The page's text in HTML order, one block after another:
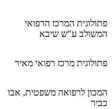
פתולוגית המרכז הרפואי
המשולב ע"ש שיבא
פתולוגית מרכז רפואי מאיר
המכון לרפואה משפטית, אבו
כביר